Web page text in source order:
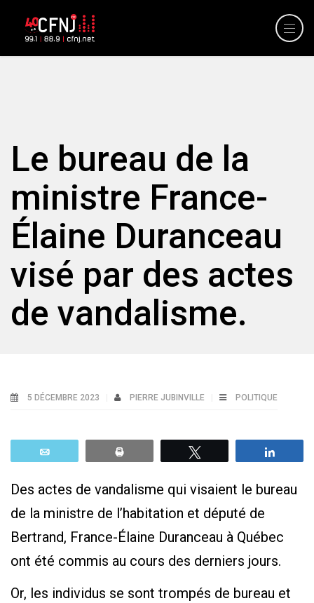
Le bureau de la
ministre France-
Élaine Duranceau
visé par des actes
de vandalisme.
5 DÉCEMBRE 2023 PIERRE JUBINVILLE POLITIQUE
Des actes de vandalisme qui visaient le bureau
de la ministre de l’habitation et député de
Bertrand, France-Élaine Duranceau à Québec
ont été commis au cours des derniers jours.
Or, les individus se sont trompés de bureau et